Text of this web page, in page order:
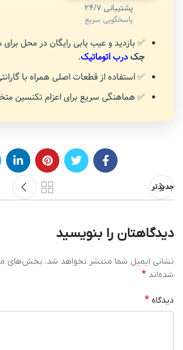
پشتیبانی 24/7
پاسخگویی سریع
✅ بازدید و عیب یابی رایگان در محل
جکدرب اتوماتیک.
✅ استفاده از قطعات اصلی همراه با
✅ هماهنگی سریع برای اعزام تکنسین
جدیدتر
دیدگاهتان را بنویسید
نشانی ایمیل شما منتشر نخواهد شد. بخش‌های
شده‌اند *
دیدگاه *